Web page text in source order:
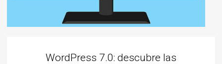
WordPress 7.0: descubre las